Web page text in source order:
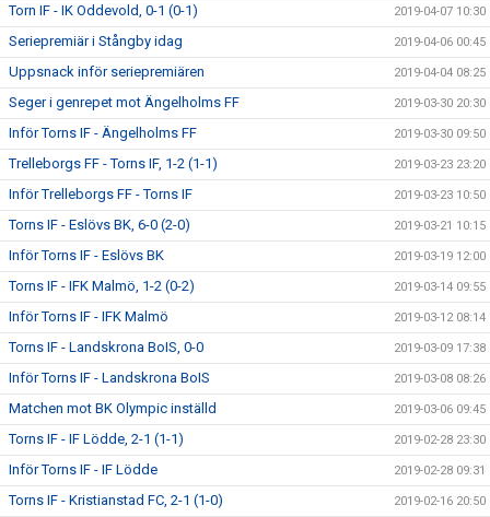
Torn IF - IK Oddevold, 0-1 (0-1) 2019-04-07 10:30
Seriepremiär i Stångby idag 2019-04-06 00:45
Uppsnack inför seriepremiären 2019-04-04 08:25
Seger i genrepet mot Ängelholms FF 2019-03-30 20:30
Inför Torns IF - Ängelholms FF 2019-03-30 09:50
Trelleborgs FF - Torns IF, 1-2 (1-1) 2019-03-23 23:20
Inför Trelleborgs FF - Torns IF 2019-03-23 10:50
Torns IF - Eslövs BK, 6-0 (2-0) 2019-03-21 10:15
Inför Torns IF - Eslövs BK 2019-03-19 12:00
Torns IF - IFK Malmö, 1-2 (0-2) 2019-03-14 09:55
Inför Torns IF - IFK Malmö 2019-03-12 08:14
Torns IF - Landskrona BoIS, 0-0 2019-03-09 17:38
Inför Torns IF - Landskrona BoIS 2019-03-08 08:26
Matchen mot BK Olympic inställd 2019-03-06 09:45
Torns IF - IF Lödde, 2-1 (1-1) 2019-02-28 23:30
Inför Torns IF - IF Lödde 2019-02-28 09:31
Torns IF - Kristianstad FC, 2-1 (1-0) 2019-02-16 20:50